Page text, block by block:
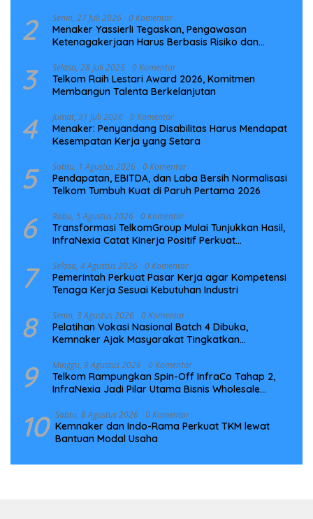
2 Senin, 27 Juli 2026 0 Komentar
Menaker Yassierli Tegaskan, Pengawasan
Ketenagakerjaan Harus Berbasis Risiko dan
3 Selasa, 28 Juli 2026 0 Komentar
Telkom Raih Lestari Award 2026, Komitmen
Membangun Talenta Berkelanjutan
4 Jumat, 31 Juli 2026 0 Komentar
Menaker: Penyandang Disabilitas Harus Mendapat
Kesempatan Kerja yang Setara
5 Sabtu, 1 Agustus 2026 0 Komentar
Pendapatan, EBITDA, dan Laba Bersih Normalisasi
Telkom Tumbuh Kuat di Paruh Pertama 2026
6 Rabu, 5 Agustus 2026 0 Komentar
Transformasi TelkomGroup Mulai Tunjukkan Hasil,
InfraNexia Catat Kinerja Positif Perkuat
7 Selasa, 4 Agustus 2026 0 Komentar
Pemerintah Perkuat Pasar Kerja agar Kompetensi
Tenaga Kerja Sesuai Kebutuhan Industri
8 Senin, 3 Agustus 2026 0 Komentar
Pelatihan Vokasi Nasional Batch 4 Dibuka,
Kemnaker Ajak Masyarakat Tingkatkan
9 Minggu, 9 Agustus 2026 0 Komentar
Telkom Rampungkan Spin-Off InfraCo Tahap 2,
InfraNexia Jadi Pilar Utama Bisnis Wholesale
10 Sabtu, 8 Agustus 2026 0 Komentar
Kemnaker dan Indo-Rama Perkuat TKM lewat
Bantuan Modal Usaha